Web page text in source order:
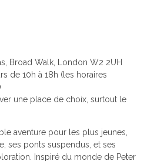
Broad Walk, London W2 2UH
de 10h à 18h (les horaires
une place de choix, surtout le
aventure pour les plus jeunes,
ses ponts suspendus, et ses
Inspiré du monde de Peter